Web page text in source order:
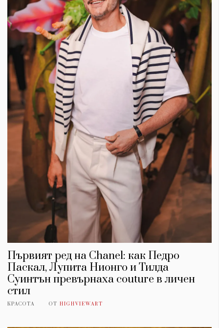
Първият ред на Chanel: как Педро
Паскал, Лупита Нионго и Тилда
Суинтън превърнаха couture в личен
стил
КРАСОТА ОТ HIGHVIEWART